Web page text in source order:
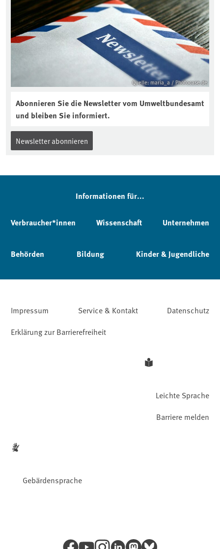
Quelle: maria_a / Photocase.de
Abonnieren Sie die Newsletter vom Umweltbundesamt
und bleiben Sie informiert.
Newsletter abonnieren
Informationen für...
Verbraucher*innen Wissenschaft Unternehmen
Behörden Bildung Kinder & Jugendliche
Impressum Service & Kontakt
Datenschutz
Erklärung zur Barrierefreiheit
Leichte Sprache
Gebärdensprache
Barriere melden